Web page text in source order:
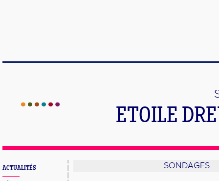
ETOILE
ACTUALITÉS SONDAGES